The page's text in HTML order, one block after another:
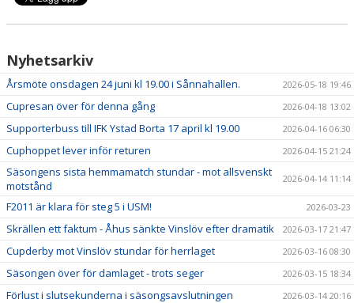
Nyhetsarkiv
Årsmöte onsdagen 24 juni kl 19.00 i Sånnahallen. 2026-05-18 19:46
Cupresan över för denna gång 2026-04-18 13:02
Supporterbuss till IFK Ystad Borta 17 april kl 19.00 2026-04-16 06:30
Cuphoppet lever inför returen 2026-04-15 21:24
Säsongens sista hemmamatch stundar - mot allsvenskt
motstånd
2026-04-14 11:14
F2011 är klara för steg 5 i USM! 2026-03-23
Skrällen ett faktum - Åhus sänkte Vinslöv efter dramatik 2026-03-17 21:47
Cupderby mot Vinslöv stundar för herrlaget 2026-03-16 08:30
Säsongen över för damlaget - trots seger 2026-03-15 18:34
Förlust i slutsekunderna i säsongsavslutningen 2026-03-14 20:16